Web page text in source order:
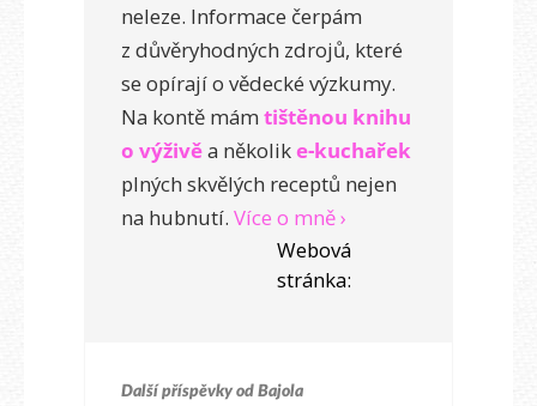
neleze. Informace čerpám
z důvěryhodných zdrojů, které
se opírají o vědecké výzkumy.
Na kontě mámtištěnou knihu
o výživěa několike-kuchařek
plných skvělých receptů nejen
na hubnutí.Více o mně ›
Webová
stránka:
Další příspěvky odBajola